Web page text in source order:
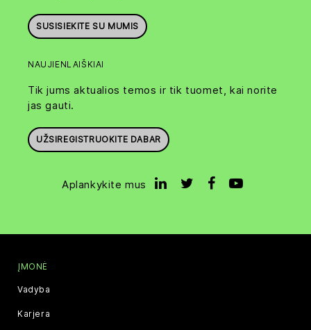
SUSISIEKITE SU MUMIS
NAUJIENLAIŠKIAI
Tik jums aktualios temos ir tik tuomet, kai norite
jas gauti.
UŽSIREGISTRUOKITE DABAR
Aplankykite mus
ĮMONĖ
Vadyba
Karjera